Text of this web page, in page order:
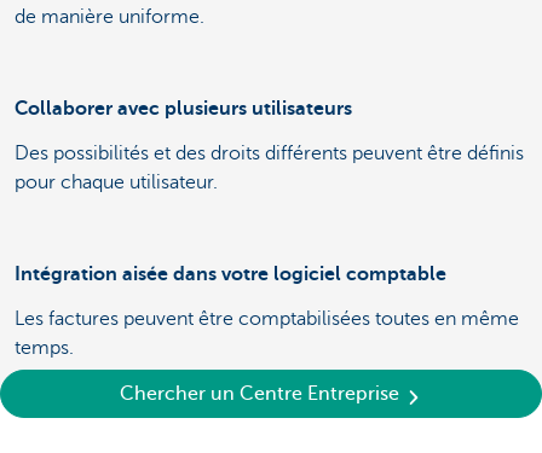
de manière uniforme.
Collaborer avec plusieurs utilisateurs
Des possibilités et des droits différents peuvent être définis
pour chaque utilisateur.
Intégration aisée dans votre logiciel comptable
Les factures peuvent être comptabilisées toutes en même
temps.
Chercher un Centre Entreprise